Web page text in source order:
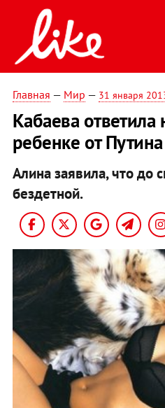
Главная — Мир — 31 января
Кабаева ответила
ребенке от Путина
Алина заявила, что до
бездетной.